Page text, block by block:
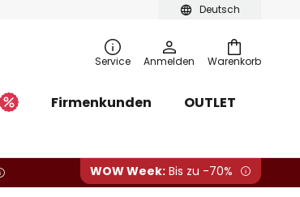
Deutsch
Warenkorb
Service Anmelden
Firmenkunden
OUTLET
WOW Week: Bis zu -70%